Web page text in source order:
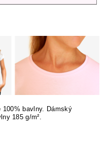
bavlny. Dámský
185 g/m².